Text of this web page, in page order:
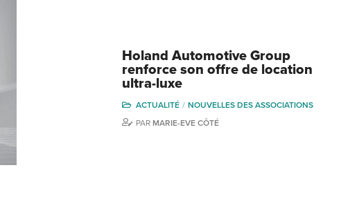
Holand Automotive Group
renforce son offre de location
ultra-luxe
ACTUALITÉ
NOUVELLES DES ASSOCIATIONS
PAR MARIE-EVE CÔTÉ